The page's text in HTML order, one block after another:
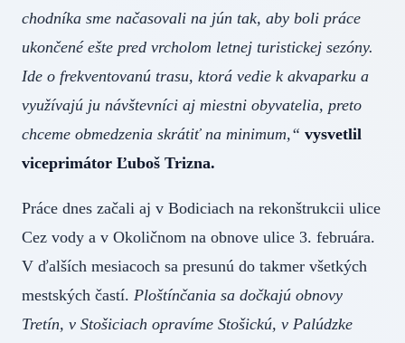
chodníka sme načasovali na jún tak, aby boli práce
ukončené ešte pred vrcholom letnej turistickej sezóny.
Ide o frekventovanú trasu, ktorá vedie k akvaparku a
využívajú ju návštevníci aj miestni obyvatelia, preto
chceme obmedzenia skrátiť na minimum,“ vysvetlil
viceprimátor Ľuboš Trizna.
Práce dnes začali aj v Bodiciach na rekonštrukcii ulice
Cez vody a v Okoličnom na obnove ulice 3. februára.
V ďalších mesiacoch sa presunú do takmer všetkých
mestských častí. Ploštínčania sa dočkajú obnovy
Tretín, v Stošiciach opravíme Stošickú, v Palúdzke